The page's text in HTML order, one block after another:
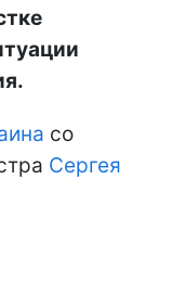
со
Сергея